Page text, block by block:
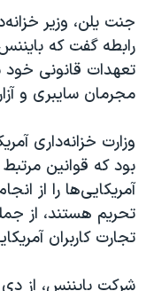
جنت یلن، وزیر
رابطه گفت که
تعهدات قانونی
مجرمان سایبری و
وزارت خزانه‌داری
بود که قوانین
آمریکایی‌ها را از
تحریم‌ هستند، از
تجارت کاربران